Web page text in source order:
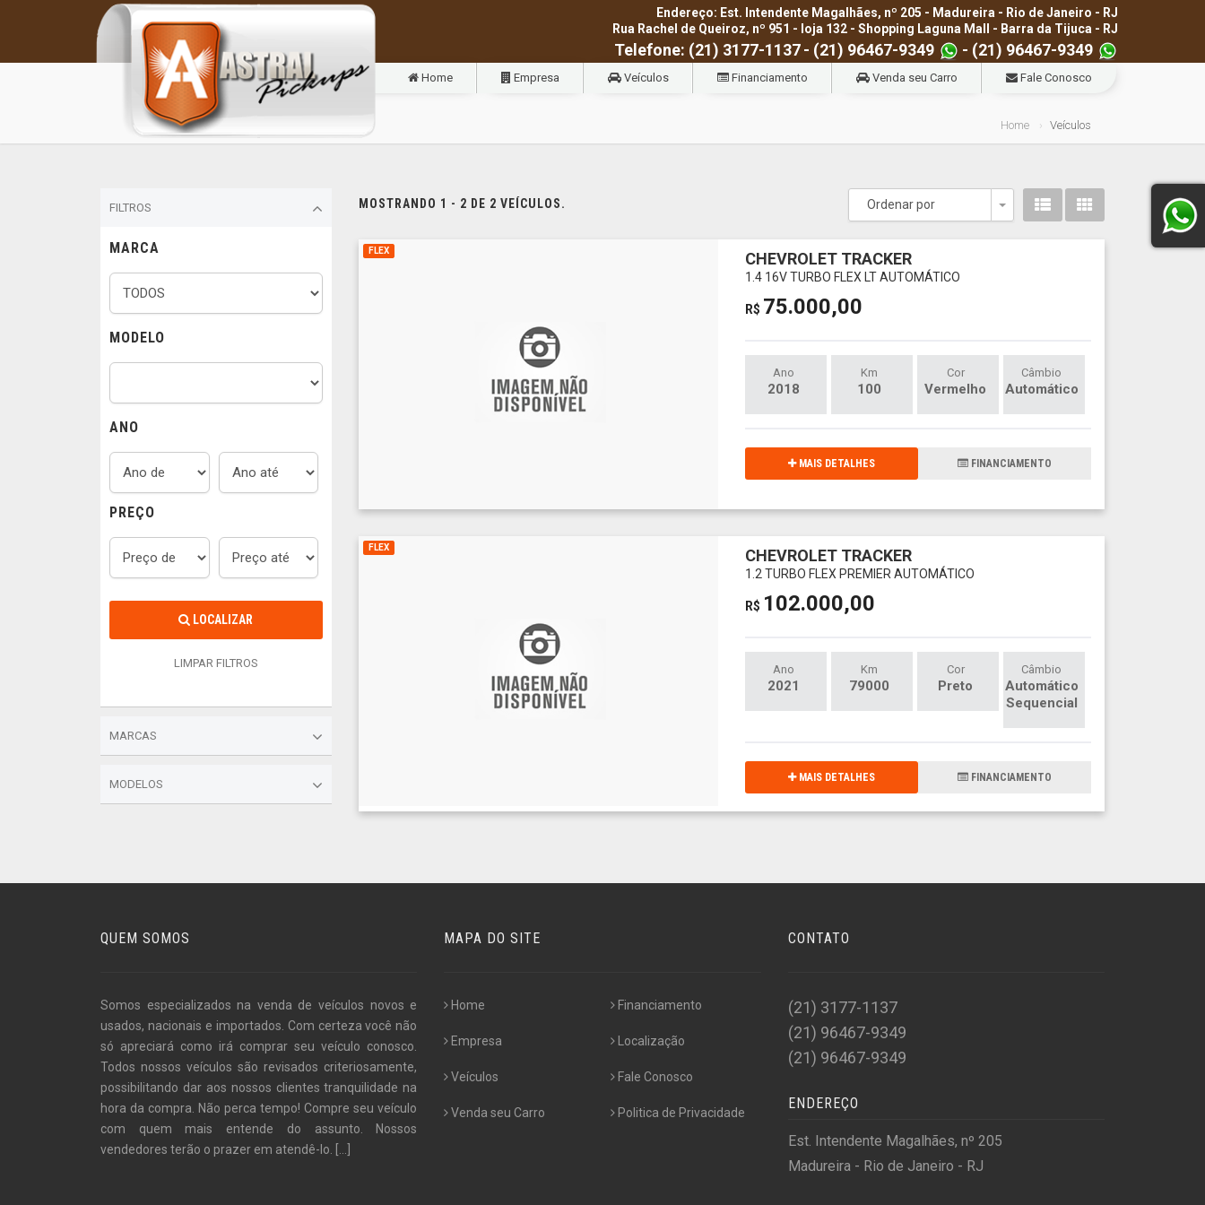
Endereço: Est. Intendente Magalhães, nº 205 - Madureira - Rio de Janeiro - RJ
Rua Rachel de Queiroz, nº 951 - loja 132 - Shopping Laguna Mall - Barra da Tijuca - RJ
Telefone: (21) 3177-1137- (21) 96467-9349 - (21) 96467-9349
Home Empresa Veículos Financiamento Venda seu Carro Fale Conosco
Home Veículos
FILTROS
MARCA
MODELO
ANO
PREÇO
LOCALIZAR
LIMPAR FILTROS
MARCAS
MODELOS
MOSTRANDO 1 - 2 DE 2 VEÍCULOS. Ordenar por
Toggle Dropdown
FLEX CHEVROLET TRACKER
1.4 16V TURBO FLEX LT AUTOMÁTICO
R$ 75.000,00
Ano
2018
Km
100
Cor
Vermelho
Câmbio
Automático
MAIS DETALHES FINANCIAMENTO
FLEX CHEVROLET TRACKER
1.2 TURBO FLEX PREMIER AUTOMÁTICO
R$ 102.000,00
Ano
2021
Km
79000
Cor
Preto
Câmbio
Automático
Sequencial
MAIS DETALHES FINANCIAMENTO
QUEM SOMOS
Somos especializados na venda de veículos novos e
usados, nacionais e importados. Com certeza você não
só apreciará como irá comprar seu veículo conosco.
Todos nossos veículos são revisados criteriosamente,
possibilitando dar aos nossos clientes tranquilidade na
hora da compra. Não perca tempo! Compre seu veículo
com quem mais entende do assunto. Nossos
vendedores terão o prazer em atendê-lo.
MAPA DO SITE
Home
Empresa
Veículos
Venda seu Carro
Financiamento
Localização
Fale Conosco
Politica de Privacidade
CONTATO
(21) 3177-1137
(21) 96467-9349
(21) 96467-9349
ENDEREÇO
Est. Intendente Magalhães, nº 205
Madureira - Rio de Janeiro - RJ